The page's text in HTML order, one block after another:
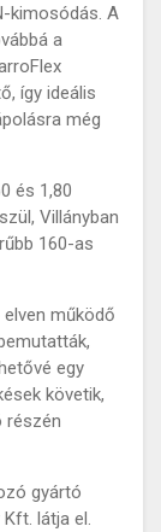
kimosódás. A
a
így ideális
még
és 1,80
Villányban
160-as
működő
egy
követik,
részén
gyártó
látja el.